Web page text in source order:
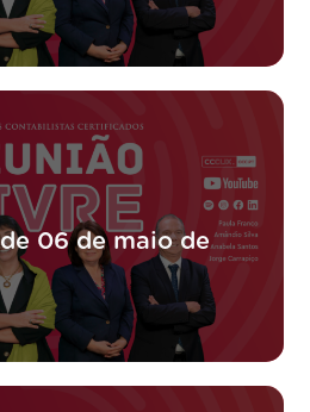
06 de maio de